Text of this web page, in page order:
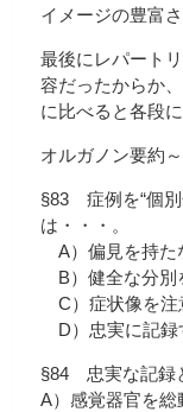
イメージの豊富
最後にレパート
容だったからか
に比べると各段
オルガノン要約
§83 症例を“個
は・・・。
A）偏見を持た
B）健全な分別
C）症状像を注
D）忠実に記録
§84 忠実な記録
A）感覚器官を総